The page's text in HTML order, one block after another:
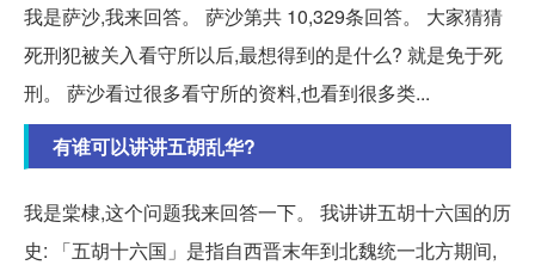
我是萨沙,我来回答。 萨沙第共 10,329条回答。 大家猜猜
死刑犯被关入看守所以后,最想得到的是什么? 就是免于死
刑。 萨沙看过很多看守所的资料,也看到很多类...
有谁可以讲讲五胡乱华?
我是棠棣,这个问题我来回答一下。 我讲讲五胡十六国的历
史: 「五胡十六国」是指自西晋末年到北魏统一北方期间,